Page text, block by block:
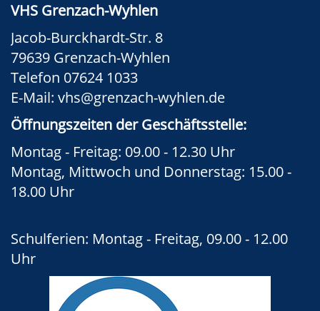
VHS Grenzach-Wyhlen
Jacob-Burckhardt-Str. 8
79639 Grenzach-Wyhlen
Telefon 07624 1033
E-Mail: vhs@grenzach-wyhlen.de
Öffnungszeiten der Geschäftsstelle:
Montag - Freitag: 09.00 - 12.30 Uhr
Montag, Mittwoch und Donnerstag: 15.00 -
18.00 Uhr
Schulferien: Montag - Freitag, 09.00 - 12.00
Uhr